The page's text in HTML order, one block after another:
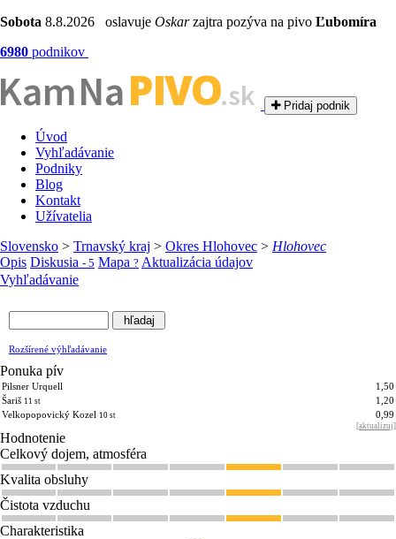
Sobota 8.8.2026 oslavuje Oskarzajtra pozýva na pivo Ľubomíra
6980 podnikov
NaPIVO.sk Pridaj podnik
Úvod
Vyhľadávanie
Podniky
Blog
Kontakt
Užívatelia
Slovensko > Trnavský kraj > Okres Hlohovec > Hlohovec
Opis Diskusia - 5 Mapa ? Aktualizácia údajov
Vyhľadávanie
Rozšírené výhľadávanie
Ponuka pív
Pilsner Urquell
1,50
Šariš 11 st
1,20
Velkopopovický Kozel 10 st 0,99
[aktualizuj]
Hodnotenie
Celkový dojem, atmosféra
Kvalita obsluhy
Čistota vzduchu
Charakteristika